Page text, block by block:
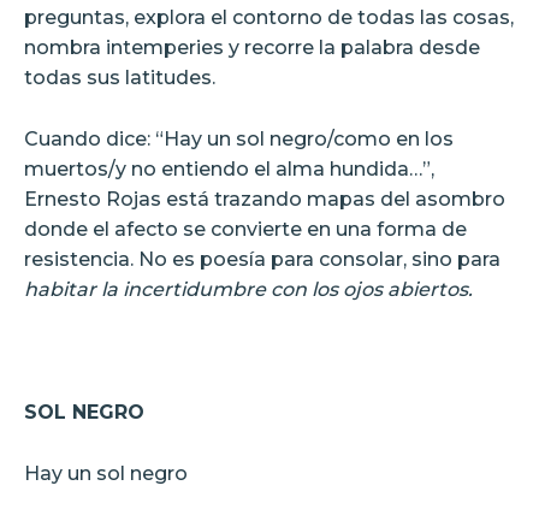
preguntas, explora el contorno de todas las cosas,
nombra intemperies y recorre la palabra desde
todas sus latitudes.
Cuando dice: “Hay un sol negro/como en los
muertos/y no entiendo el alma hundida…”,
Ernesto Rojas está trazando mapas del asombro
donde el afecto se convierte en una forma de
resistencia. No es poesía para consolar, sino para
habitar la incertidumbre con los ojos abiertos.
SOL NEGRO
Hay un sol negro